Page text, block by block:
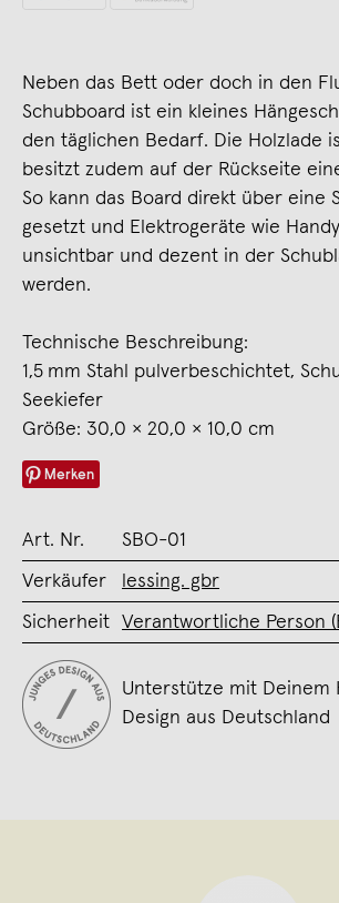
Neben das Bett oder doch in den
Schubboard ist ein kleines
den täglichen Bedarf. Die Holzlade
besitzt zudem auf der Rückseite
So kann das Board direkt über eine
gesetzt und Elektrogeräte wie
unsichtbar und dezent in der
werden.
Technische Beschreibung:
1,5 mm Stahl pulverbeschichtet,
Seekiefer
Größe: 30,0 × 20,0 × 10,0 cm
Merken
Art. Nr. SBO-01
Verkäufer lessing. gbr
Sicherheit Verantwortliche Person
Unterstütze mit Deinem
Design aus Deutschland